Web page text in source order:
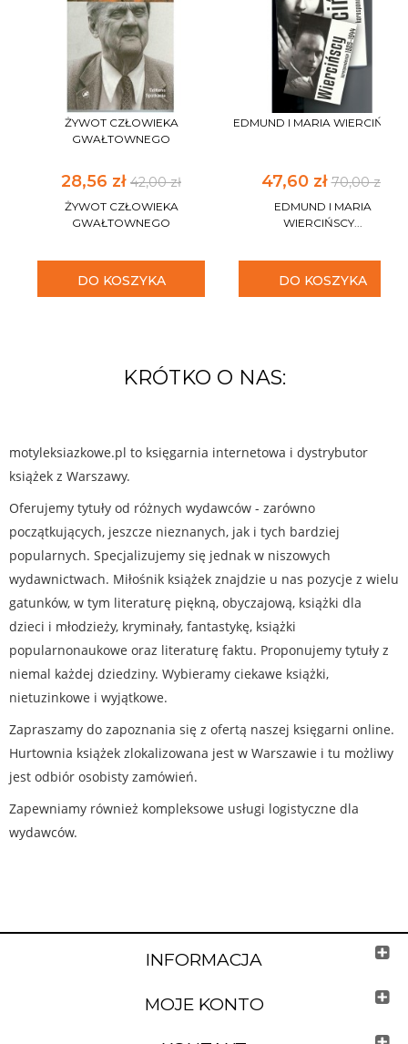
ŻYWOT CZŁOWIEKA
GWAŁTOWNEGO
28,56 zł 42,00 zł
ŻYWOT CZŁOWIEKA
GWAŁTOWNEGO
DO KOSZYKA
EDMUND I MARIA
47,60 zł70,00 zł
EDMUND I MARIA
WIERCIŃSCY...
DO KOSZYKA
KRÓTKO O NAS:
motyleksiazkowe.pl to księgarnia internetowa i dystrybutor
książek z Warszawy.
Oferujemy tytuły od różnych wydawców - zarówno
początkujących, jeszcze nieznanych, jak i tych bardziej
popularnych. Specjalizujemy się jednak w niszowych
wydawnictwach. Miłośnik książek znajdzie u nas pozycje z wielu
gatunków, w tym literaturę piękną, obyczajową, książki dla
dzieci i młodzieży, kryminały, fantastykę, książki
popularnonaukowe oraz literaturę faktu. Proponujemy tytuły z
niemal każdej dziedziny. Wybieramy ciekawe książki,
nietuzinkowe i wyjątkowe.
Zapraszamy do zapoznania się z ofertą naszej księgarni online.
Hurtownia książek zlokalizowana jest w Warszawie i tu możliwy
jest odbiór osobisty zamówień.
Zapewniamy również kompleksowe usługi logistyczne dla
wydawców.
INFORMACJA
MOJE KONTO